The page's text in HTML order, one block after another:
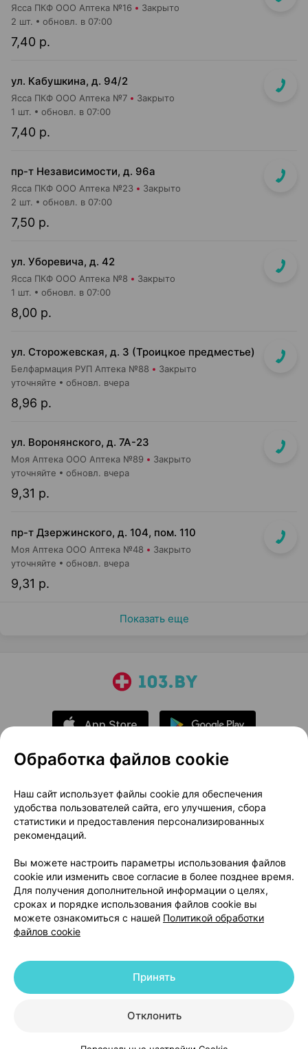
Ясса ПКФ ООО Аптека №16 Закрыто
7,40 р.
2 шт. обновл. в 07:00
ул. Кабушкина, д. 94/2
Ясса ПКФ ООО Аптека №7 Закрыто
7,40 р.
1 шт. обновл. в 07:00
пр-т Независимости, д. 96а
Ясса ПКФ ООО Аптека №23 Закрыто
7,50 р.
2 шт. обновл. в 07:00
ул. Уборевича, д. 42
Ясса ПКФ ООО Аптека №8 Закрыто
8,00 р.
1 шт. обновл. в 07:00
ул. Сторожевская, д. 3 (Троицкое предместье)
Белфармация РУП Аптека №88 Закрыто
8,96 р.
уточняйте обновл. вчера
ул. Воронянского, д. 7А-23
Моя Аптека ООО Аптека №89 Закрыто
9,31 р.
уточняйте обновл. вчера
пр-т Дзержинского, д. 104, пом. 110
Моя Аптека ООО Аптека №48 Закрыто
9,31 р.
уточняйте обновл. вчера
Показать еще
О проекте
Новости проекта
Размещение рекламы
Медицинский маркетинг
Публичный договор
Доставка
Способы оплаты
Вакансии
Партнеры
Написать руководителю 103.by
Написать в поддержку
Персональные настройки Cookie
© 2026 ООО «Артокс Лаб», УНП 191700409 | 220012, Республика Беларусь,
+375 291212755
Обработка файлов cookie
Наш сайт использует файлы cookie для обеспечения
удобства пользователей сайта, его улучшения, сбора
статистики и предоставления персонализированных
рекомендаций.
Вы можете настроить параметры использования файлов
cookie или изменить свое согласие в более позднее время.
Для получения дополнительной информации о целях,
сроках и порядке использования файлов cookie вы
можете ознакомиться с нашей Политикой обработки
файлов cookie
Отклонить
Принять